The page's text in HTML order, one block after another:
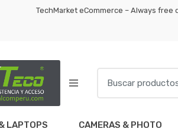
TechMarket eCommerce – Always free
LAPTOPS CAMERAS & PHOTO